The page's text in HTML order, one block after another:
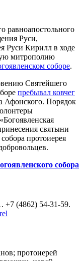
равноапостольного
Руси,
Руси Кирилл в ходе
митрополию
соборе.
Святейшего
пребывал ковчег
Афонского. Порядок
святыни
протоиерея
собора
+7 (4862) 54-31-59.
протоиерей